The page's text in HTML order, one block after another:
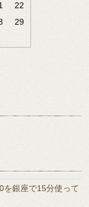
22
29
を銀座で15分使って